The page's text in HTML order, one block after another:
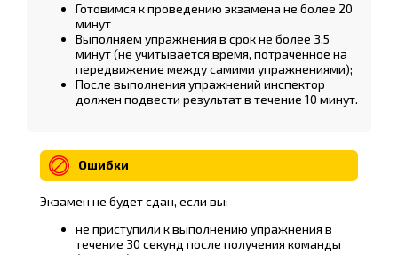
Готовимся к проведению экзамена не более 20
минут
Выполняем упражнения в срок не более 3,5
минут (не учитывается время, потраченное на
передвижение между самими упражнениями);
После выполнения упражнений инспектор
должен подвести результат в течение 10 минут.
Ошибки
Экзамен не будет сдан, если вы:
не приступили к выполнению упражнения в
течение 30 секунд после получения команды